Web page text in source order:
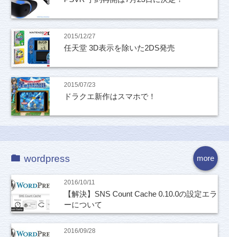
2015/12/27
任天堂 3D表示を除いた2DS発売
2015/07/23
ドラクエ新作はスマホで！
more
wordpress
2016/10/11
【解決】SNS Count Cache 0.10.0の設定エラ
ーについて
2016/09/28